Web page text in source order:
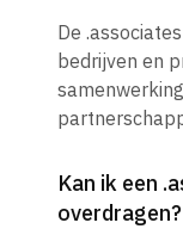
De
bedrijven en
Kan ik een
overdragen?